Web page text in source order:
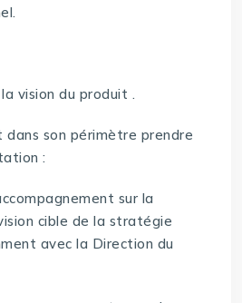
vision du produit .
son périmètre prendre
:
sur la
cible de la stratégie
avec la Direction du